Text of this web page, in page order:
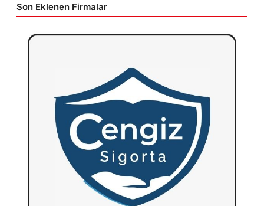
Son Eklenen Firmalar